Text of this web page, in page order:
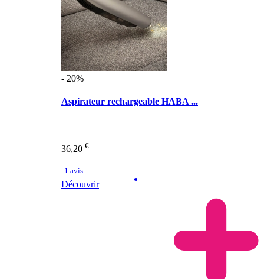
- 20%
Aspirateur rechargeable HABA ...
36,20 €
1 avis
Découvrir